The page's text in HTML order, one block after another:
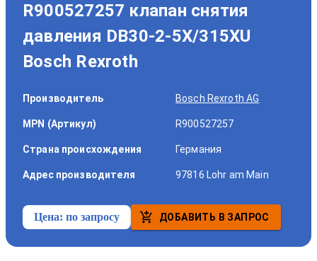
R900527257 клапан снятия
давления DB30-2-5X/315XU
Bosch Rexroth
Производитель Bosch Rexroth AG
MPN (Артикул) R900527257
Страна происхождения Германия
Адрес производителя 97816 Lohr am Main
Цена: по запросу ДОБАВИТЬ В ЗАПРОС